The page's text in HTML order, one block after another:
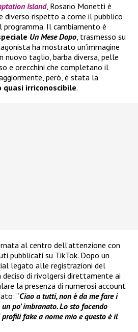
Island, Rosario Monetti è
diverso rispetto a come il pubblico
Il cambiamento è
Un Mese Dopo , trasmesso su
ha mostrato un’immagine
nuovo taglio, barba diversa, pelle
e orecchini che completano il
però, è stata la
quasi irriconoscibile.
al centro dell’attenzione con
pubblicati su TikTok. Dopo un
legato alle registrazioni del
di rivolgersi direttamente ai
la presenza di numerosi account
“Ciao a tutti, non è da me fare i
po’ imbranato. Lo sto facendo
fake a nome mio e questo è il